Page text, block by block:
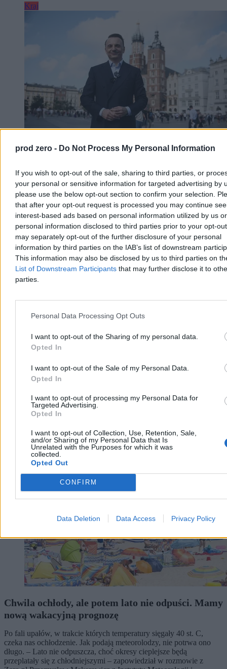
prod zero - Do Not Process My Personal Information
If you wish to opt-out of the sale, sharing to third parties, or
your personal or sensitive information for targeted advertising by
please use the below opt-out section to confirm your selection.
that after your opt-out request is processed you may continue
interest-based ads based on personal information utilized by us or
personal information disclosed to third parties prior to your opt-
may separately opt-out of the further disclosure of your personal
information by third parties on the IAB’s list of downstream
This information may also be disclosed by us to third parties on
List of Downstream Participants that may further disclose it to
parties.
Personal Data Processing Opt Outs
I want to opt-out of the Sharing of my personal data.
Opted In
I want to opt-out of the Sale of my Personal Data.
Opted In
I want to opt-out of processing my Personal Data for
Targeted Advertising.
Opted In
I want to opt-out of Collection, Use, Retention, Sale,
and/or Sharing of my Personal Data that Is
Unrelated with the Purposes for which it was
collected.
Opted Out
CONFIRM
Data Deletion Data Access Privacy Policy
Kraj
fotel prezydenta Krakowa
Łukasz Gibała, radny i założyciel stowarzyszenia Kraków dla
Mieszkańców, ogłosił na Rynku Głównym start w
przedterminowych wyborach prezydenta miasta. To jego czwarta
próba. Wybory odbędą się 27 września po tym, odwołano
Aleksandra Miszalskiego w referendum.
Tomasz Pałasz
Wczoraj 20:32
Reklama
Kraj
Chwila ochłody, ale potem lato nie odpuści. Mamy
nową wakacyjną prognozę
Po fali upałów, w trakcie których temperatury sięgały 40 st. C,
czeka nas ochłodzenie. Jak podają meteorolodzy, nie potrwa ono
długo. – Lato nie odpuszcza, choć okresy cieplejsze będą
przeplatały się z chłodniejszymi – zapowiedział w rozmowie z